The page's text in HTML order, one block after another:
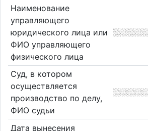
Наименование
управляющего
юридического лица или
ФИО управляющего
физического лица
Суд, в котором
осуществляется
производство по делу,
ФИО судьи
Дата вынесения